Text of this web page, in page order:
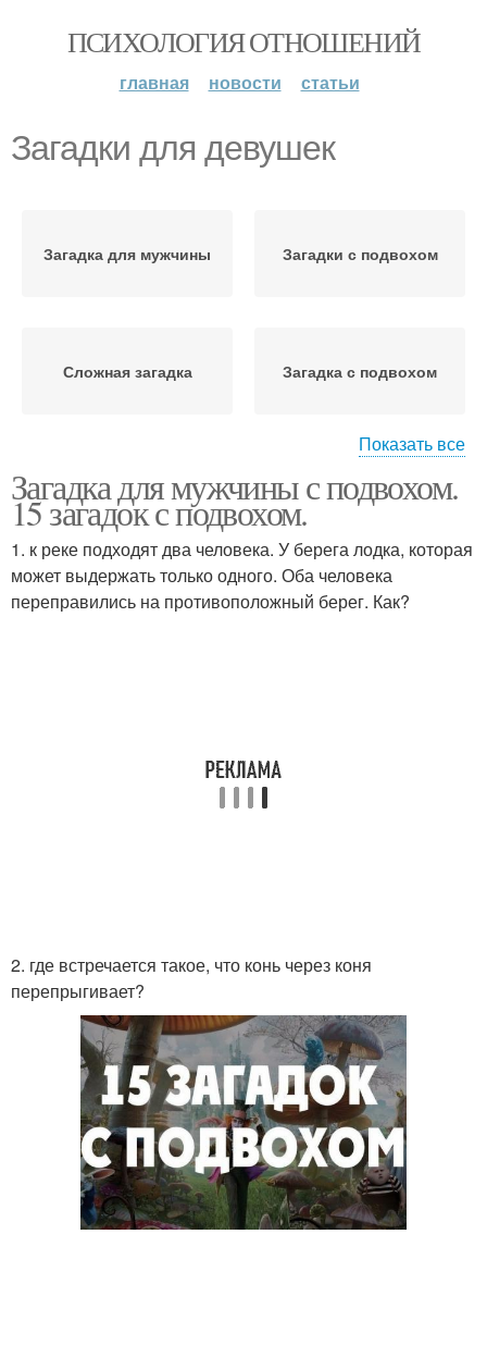
ПСИХОЛОГИЯ ОТНОШЕНИЙ
главная новости статьи
Загадки для девушек
Загадка для мужчины Загадки с подвохом
Сложная загадка Загадка с подвохом
Смешные загадки Логические загадки
Загадки про любовь Загадки для взрослых
Показать все
Загадка для мужчины с подвохом.
15 загадок с подвохом.
1. к реке подходят два человека. У берега лодка, которая
может выдержать только одного. Оба человека
переправились на противоположный берег. Как?
2. где встречается такое, что конь через коня
перепрыгивает?